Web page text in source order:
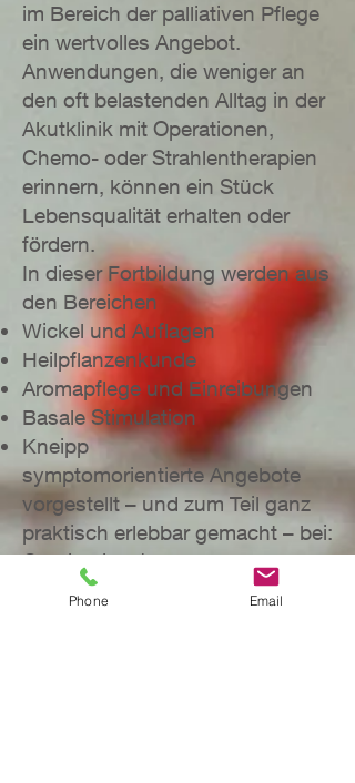
im Bereich der palliativen Pflege
ein wertvolles Angebot.
Anwendungen, die weniger an
den oft belastenden Alltag in der
Akutklinik mit Operationen,
Chemo- oder Strahlentherapien
erinnern, können ein Stück
Lebensqualität erhalten oder
fördern.
In dieser Fortbildung werden aus
den Bereichen
Wickel und Auflagen
Heilpflanzenkunde
Aromapflege und Einreibungen
Basale Stimulation
Kneipp
symptomorientierte Angebote
vorgestellt – und zum Teil ganz
praktisch erlebbar gemacht – bei:
Obstipation / Blähungen
Dyspnoe
Phone Email